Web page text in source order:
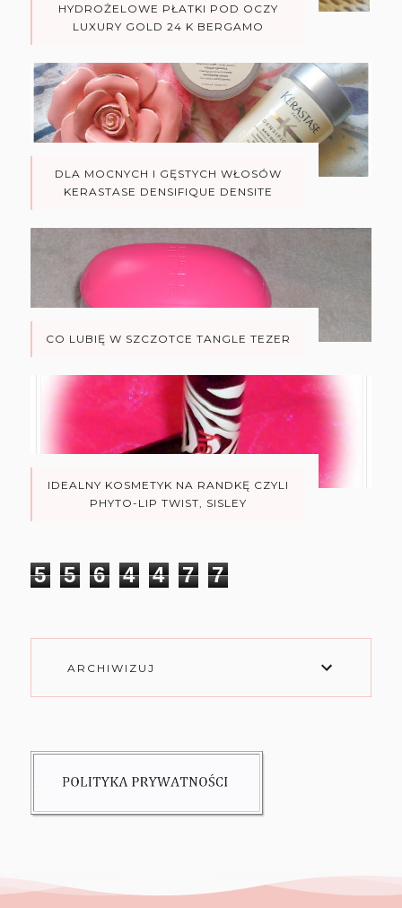
HYDROŻELOWE PŁATKI POD OCZY
LUXURY GOLD 24 K BERGAMO
DLA MOCNYCH I GĘSTYCH WŁOSÓW
KERASTASE DENSIFIQUE DENSITE
CO LUBIĘ W SZCZOTCE TANGLE TEZER
IDEALNY KOSMETYK NA RANDKĘ CZYLI
PHYTO-LIP TWIST, SISLEY
5 5 6 4 4 7 7
ARCHIWIZUJ